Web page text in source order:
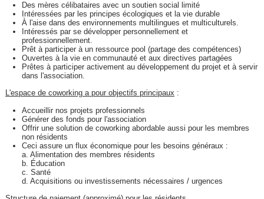
Des mères célibataires avec un soutien social limité
Intéressées par les principes écologiques et la vie durable
À l'aise dans des environnements multilingues et multiculturels.
Intéressés par se développer personnellement et
professionnellement.
Prêt à participer à un ressource pool (partage des compétences)
Ouvertes à la vie en communauté et aux directives partagées
Prêtes à participer activement au développement du projet et à servir
dans l'association.
L'espace de coworking a pour objectifs principaux :
Accueillir nos projets professionnels
Générer des fonds pour l'association
Offrir une solution de coworking abordable aussi pour les membres
non résidents
Ceci assure un flux économique pour les besoins généraux :
a. Alimentation des membres résidents
b. Éducation
c. Santé
d. Acquisitions ou investissements nécessaires / urgences